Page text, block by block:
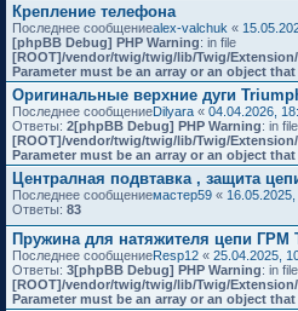
Крепление телефона
Последнее сообщениеalex-valchuk «
[phpBB Debug] PHP Warning: in file
[ROOT]/vendor/twig/twig/lib/Twig/
Parameter must be an array or an object
Оригинальные верхние дуги
Последнее сообщениеDilyara « 04.04.2026,
Ответы: 2[phpBB Debug] PHP Warning: in file
[ROOT]/vendor/twig/twig/lib/Twig/
Parameter must be an array or an object
Централная подвтавка , защита
Последнее сообщениемастер59 «
Ответы: 83
Пружина для натяжителя цепи ГРМ
Последнее сообщениеResp12 « 25.04.2025,
Ответы: 3[phpBB Debug] PHP Warning: in file
[ROOT]/vendor/twig/twig/lib/Twig/
Parameter must be an array or an object